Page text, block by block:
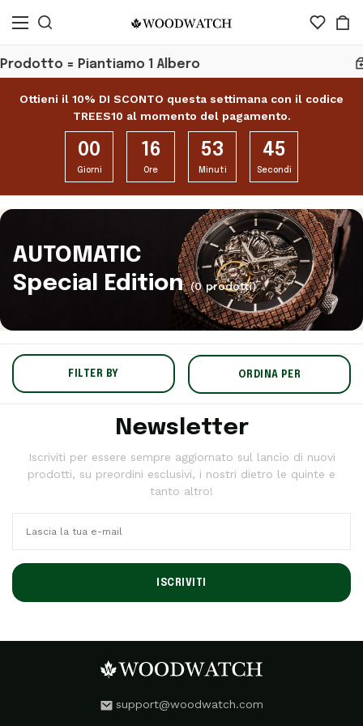
= Piantiamo 1 Albero
Ottieni il 10% DI SCONTO questa settimana con il codice
TREES10 al momento del pagamento.
00
Giorni
16
Ore
53
Minuti
44
Secondi
AUTOMATIC
Special Edition (0 prodotti)
FILTER BY ORDINA PER
Newsletter
Iscriviti per essere sempre aggiornato sul lancio di nuovi
prodotti, su preordini esclusivi, i nostri dietro le quinte e
tanto altro!
ISCRIVITI
support@woodwatch.com